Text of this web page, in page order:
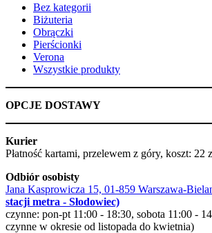
Bez kategorii
Biżuteria
Obrączki
Pierścionki
Verona
Wszystkie produkty
OPCJE DOSTAWY
Kurier
Płatność kartami, przelewem z góry, koszt: 22
Odbiór osobisty
Jana Kasprowicza 15, 01-859 Warszawa-
stacji metra - Słodowiec)
czynne: pon-pt 11:00 - 18:30, sobota 11:00 -
czynne w okresie od listopada do kwietnia)